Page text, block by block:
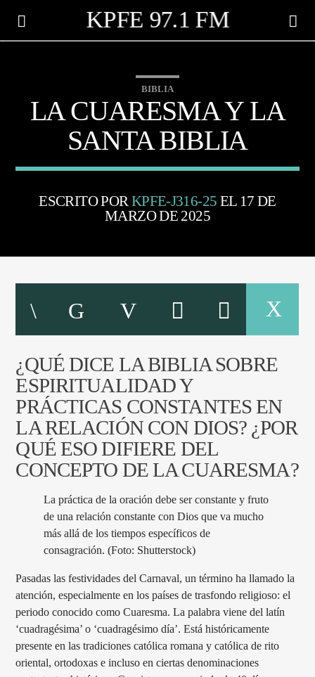
KPFE 97.1 FM
TÍTULO
ARTISTA
PROGRAMA ACTUAL
BUENAS NOCHES
5:00 PM 11:00 PM
BIBLIA
LA CUARESMA Y LA
SANTA BIBLIA
ESCRITO POR KPFE-J316-25 EL 17 DE
MARZO DE 2025
¿QUÉ DICE LA BIBLIA SOBRE
ESPIRITUALIDAD Y
PRÁCTICAS CONSTANTES EN
LA RELACIÓN CON DIOS? ¿POR
QUÉ ESO DIFIERE DEL
CONCEPTO DE LA CUARESMA?
La práctica de la oración debe ser constante y fruto
de una relación constante con Dios que va mucho
más allá de los tiempos específicos de
consagración. (Foto: Shutterstock)
Pasadas las festividades del Carnaval, un término ha llamado la
atención, especialmente en los países de trasfondo religioso: el
periodo conocido como Cuaresma. La palabra viene del latín
‘cuadragésima’ o ‘cuadragésimo día’. Está históricamente
presente en las tradiciones católica romana y católica de rito
oriental, ortodoxas e incluso en ciertas denominaciones